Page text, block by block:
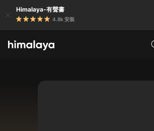
Himalaya-有聲書
4.8k 安裝